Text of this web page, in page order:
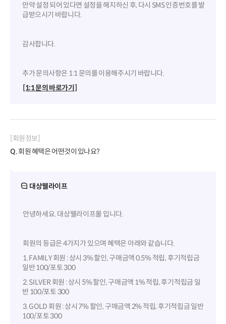
만약 설정 되어 있다면 설정을 해지하신 후, 다시 SMS 인증번호를 발
급받으시기 바랍니다.
감사합니다.
추가 문의사항은 1:1 문의를 이용해주시기 바랍니다.
[1:1 문의 바로가기]
[회원정보]
Q.회원 혜택은 어떤것이 있나요?
대상웰라이프
안녕하세요. 대상웰라이프몰 입니다.
회원의 등급은 4가지가 있으며 혜택은 아래와 같습니다.
1. FAMILY 회원 : 상시 3% 할인, 구매금액 0.5% 적립, 후기적립금
일반 100/포토 300
2. SILVER 회원 : 상시 5% 할인, 구매금액 1% 적립, 후기적립금 일
반 100/포토 300
3. GOLD 회원 : 상시 7% 할인, 구매금액 2% 적립, 후기적립금 일반
100/포토 300